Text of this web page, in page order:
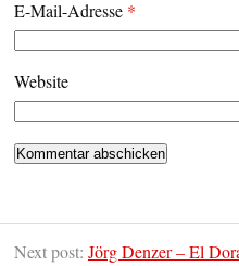
E-Mail-Adresse *
Website
Next post: Jörg Denzer – El